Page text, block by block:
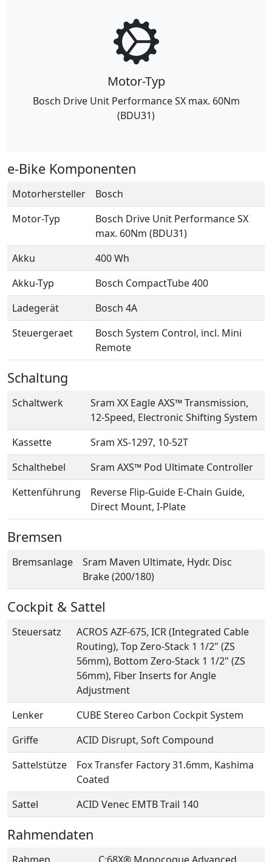
Motor-Typ
Bosch Drive Unit Performance SX max. 60Nm
(BDU31)
e-Bike Komponenten
Motorhersteller
Bosch
Motor-Typ
Bosch Drive Unit Performance SX
max. 60Nm (BDU31)
Akku
400 Wh
Akku-Typ
Bosch CompactTube 400
Ladegerät
Bosch 4A
Steuergeraet
Bosch System Control, incl. Mini
Remote
Schaltung
Schaltwerk
Sram XX Eagle AXS™ Transmission,
12-Speed, Electronic Shifting System
Kassette
Sram XS-1297, 10-52T
Schalthebel
Sram AXS™ Pod Ultimate Controller
Kettenführung
Reverse Flip-Guide E-Chain Guide,
Direct Mount, I-Plate
Bremsen
Bremsanlage
Sram Maven Ultimate, Hydr. Disc
Brake (200/180)
Cockpit & Sattel
Steuersatz
ACROS AZF-675, ICR (Integrated Cable
Routing), Top Zero-Stack 1 1/2" (ZS
56mm), Bottom Zero-Stack 1 1/2" (ZS
56mm), Fiber Inserts for Angle
Adjustment
Lenker
CUBE Stereo Carbon Cockpit System
Griffe
ACID Disrupt, Soft Compound
Sattelstütze
Fox Transfer Factory 31.6mm, Kashima
Coated
Sattel
ACID Venec EMTB Trail 140
Rahmendaten